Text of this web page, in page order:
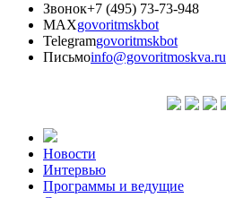
Звонок+7 (495) 73-73-948
MAXgovoritmskbot
Telegramgovoritmskbot
Письмоinfo@govoritmoskva.ru
Новости
Интервью
Программы и ведущие